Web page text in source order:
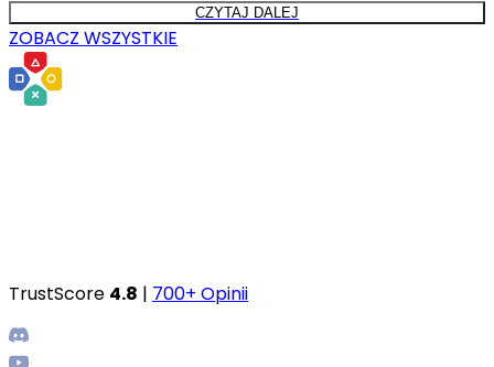
CZYTAJ DALEJ
ZOBACZ WSZYSTKIE
TrustScore 4.8 | 700+ Opinii